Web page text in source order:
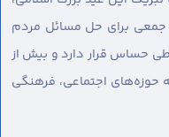
برای حل مسائل مردم
حساس قرار دارد و بیش از
حوزه‌های اجتماعی، فرهنگی